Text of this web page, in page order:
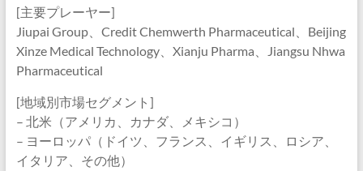
[主要プレーヤー]
Jiupai Group、Credit Chemwerth Pharmaceutical、Beijing
Xinze Medical Technology、Xianju Pharma、Jiangsu Nhwa
Pharmaceutical
[地域別市場セグメント]
– 北米（アメリカ、カナダ、メキシコ）
– ヨーロッパ（ドイツ、フランス、イギリス、ロシア、
イタリア、その他）